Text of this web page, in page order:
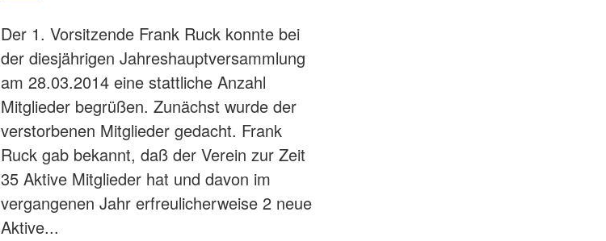
Der 1. Vorsitzende Frank Ruck konnte bei
der diesjährigen Jahreshauptversammlung
am 28.03.2014 eine stattliche Anzahl
Mitglieder begrüßen. Zunächst wurde der
verstorbenen Mitglieder gedacht. Frank
Ruck gab bekannt, daß der Verein zur Zeit
35 Aktive Mitglieder hat und davon im
vergangenen Jahr erfreulicherweise 2 neue
Aktive...